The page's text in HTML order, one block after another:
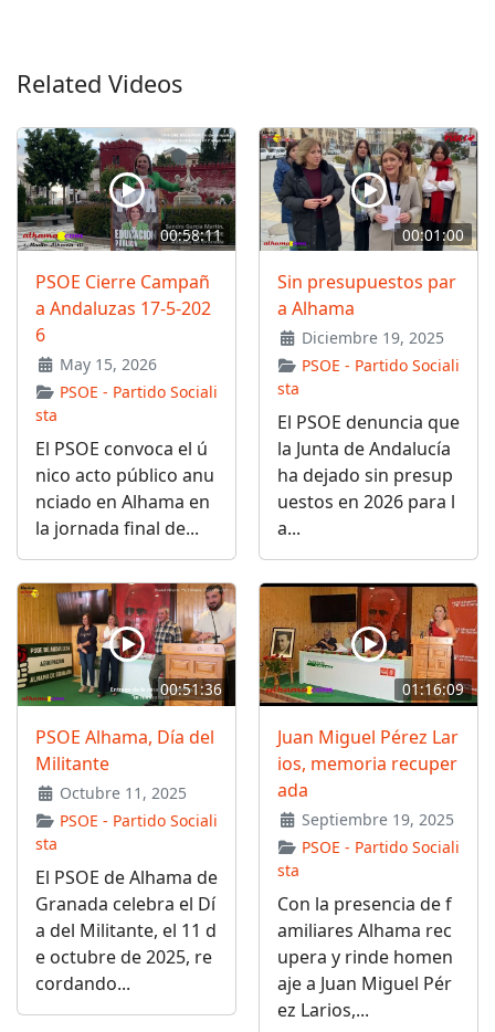
Related Videos
00:58:11
PSOE Cierre Campañ
a Andaluzas 17-5-202
6
May 15, 2026
PSOE - Partido Sociali
sta
El PSOE convoca el ú
nico acto público anu
nciado en Alhama en
la jornada final de...
00:01:00
Sin presupuestos par
a Alhama
Diciembre 19, 2025
PSOE - Partido Sociali
sta
El PSOE denuncia que
la Junta de Andalucía
ha dejado sin presup
uestos en 2026 para l
a...
00:51:36
PSOE Alhama, Día del
Militante
Octubre 11, 2025
PSOE - Partido Sociali
sta
El PSOE de Alhama de
Granada celebra el Dí
a del Militante, el 11 d
e octubre de 2025, re
cordando...
01:16:09
Juan Miguel Pérez Lar
ios, memoria recuper
ada
Septiembre 19, 2025
PSOE - Partido Sociali
sta
Con la presencia de f
amiliares Alhama rec
upera y rinde homen
aje a Juan Miguel Pér
ez Larios,...